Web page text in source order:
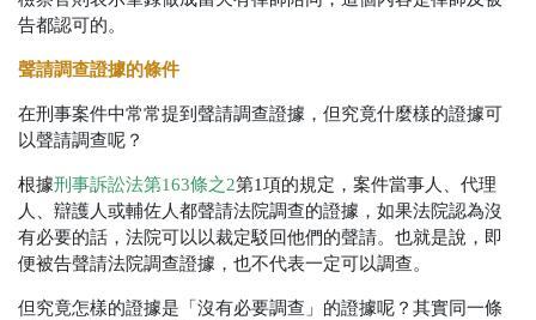
告都認可的。
聲請調查證據的條件
在刑事案件中常常提到聲請調查證據，但究竟什麼樣的證據可
以聲請調查呢？
根據刑事訴訟法第163條之2第1項的規定，案件當事人、代理
人、辯護人或輔佐人都聲請法院調查的證據，如果法院認為沒
有必要的話，法院可以以裁定駁回他們的聲請。也就是說，即
便被告聲請法院調查證據，也不代表一定可以調查。
但究竟怎樣的證據是「沒有必要調查」的證據呢？其實同一條